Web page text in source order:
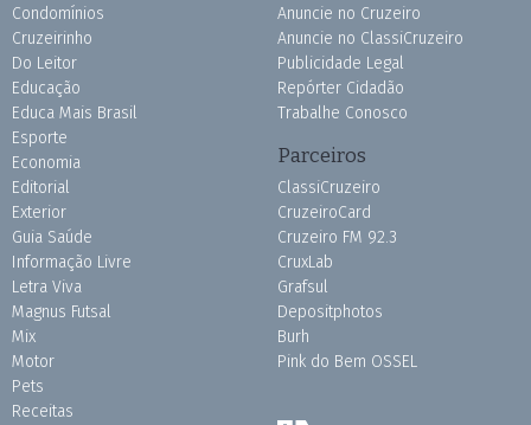
Condomínios
Cruzeirinho
Do Leitor
Educação
Educa Mais Brasil
Esporte
Economia
Editorial
Exterior
Guia Saúde
Informação Livre
Letra Viva
Magnus Futsal
Mix
Motor
Pets
Receitas
Anuncie no Cruzeiro
Anuncie no ClassiCruzeiro
Publicidade Legal
Repórter Cidadão
Trabalhe Conosco
Parceiros
ClassiCruzeiro
CruzeiroCard
Cruzeiro FM 92.3
CruxLab
Grafsul
Depositphotos
Burh
Pink do Bem OSSEL